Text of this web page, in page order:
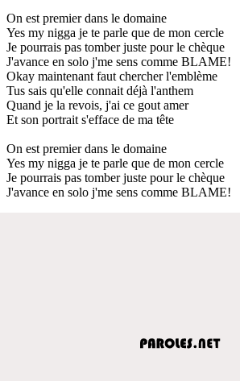
On est premier dans le domaine
Yes my nigga je te parle que de mon cercle
Je pourrais pas tomber juste pour le chèque
J'avance en solo j'me sens comme BLAME!
Okay maintenant faut chercher l'emblème
Tus sais qu'elle connait déjà l'anthem
Quand je la revois, j'ai ce gout amer
Et son portrait s'efface de ma tête
On est premier dans le domaine
Yes my nigga je te parle que de mon cercle
Je pourrais pas tomber juste pour le chèque
J'avance en solo j'me sens comme BLAME!